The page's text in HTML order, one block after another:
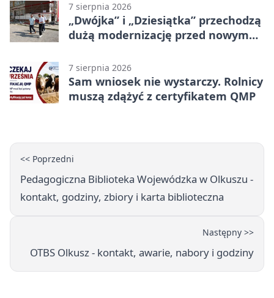
7 sierpnia 2026
„Dwójka” i „Dziesiątka” przechodzą
dużą modernizację przed nowym
7 sierpnia 2026
Sam wniosek nie wystarczy. Rolnicy
muszą zdążyć z certyfikatem QMP
<< Poprzedni
Pedagogiczna Biblioteka Wojewódzka w Olkuszu -
kontakt, godziny, zbiory i karta biblioteczna
Następny >>
OTBS Olkusz - kontakt, awarie, nabory i godziny